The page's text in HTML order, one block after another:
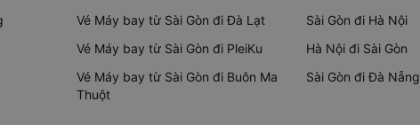
Vé Máy bay từ Sài Gòn đi Đà Lạt
Vé Máy bay từ Sài Gòn đi PleiKu
Vé Máy bay từ Sài Gòn đi Buôn Ma
Thuột
Sài Gòn đi Hà Nội
Hà Nội đi Sài Gòn
Sài Gòn đi Đà Nẵng